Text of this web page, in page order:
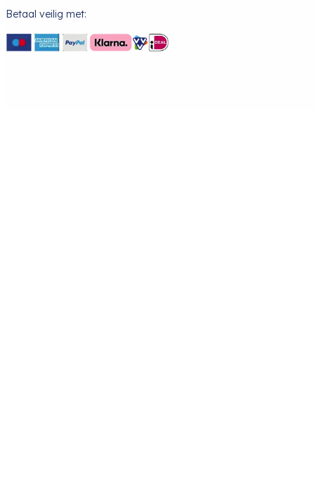
Betaal veilig met: